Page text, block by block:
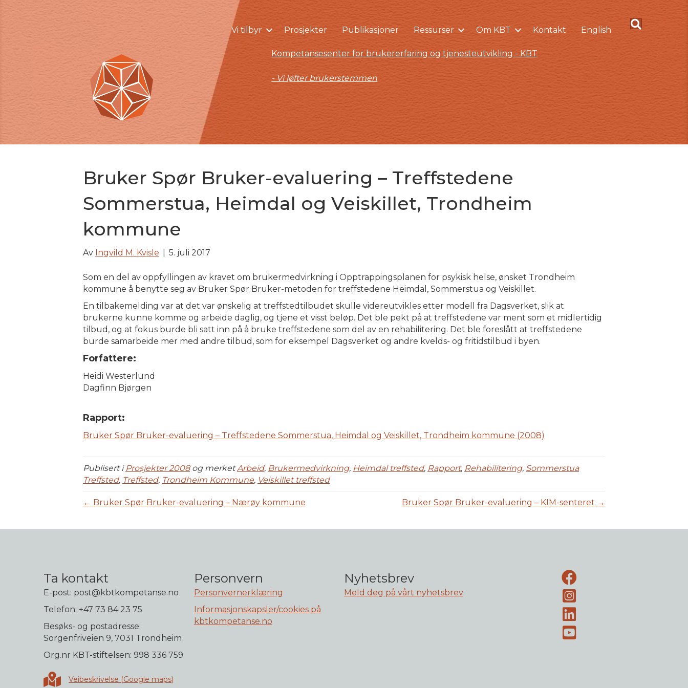
Vi tilbyr Prosjekter Publikasjoner Ressurser Om KBT Kontakt English
Kompetansesenter for brukererfaring og tjenesteutvikling - KBT
- Vi løfter brukerstemmen
Bruker Spør Bruker-evaluering – Treffstedene
Sommerstua, Heimdal og Veiskillet, Trondheim
kommune
Av Ingvild M. Kvisle 5. juli 2017
Som en del av oppfyllingen av kravet om brukermedvirkning i Opptrappingsplanen for psykisk helse, ønsket Trondheim
kommune å benytte seg av Bruker Spør Bruker-metoden for treffstedene Heimdal, Sommerstua og Veiskillet.
En tilbakemelding var at det var ønskelig at treffstedtilbudet skulle videreutvikles etter modell fra Dagsverket, slik at
brukerne kunne komme og arbeide daglig, og tjene et visst beløp. Det ble pekt på at treffstedene var ment som et midlertidig
tilbud, og at fokus burde bli satt inn på å bruke treffstedene som del av en rehabilitering. Det ble foreslått at treffstedene
burde samarbeide mer med andre tilbud, som for eksempel Dagsverket og andre kvelds- og fritidstilbud i byen.
Forfattere:
Heidi Westerlund
Dagfinn Bjørgen
Rapport:
Bruker Spør Bruker-evaluering – Treffstedene Sommerstua, Heimdal og Veiskillet, Trondheim kommune (2008)
Publisert i Prosjekter 2008og merketArbeid, Brukermedvirkning, Heimdal treffsted, Rapport, Rehabilitering, Sommerstua
Treffsted, Treffsted, Trondheim Kommune, Veiskillet treffsted
← Bruker Spør Bruker-evaluering – Nærøy kommune Bruker Spør Bruker-evaluering – KIM-senteret →
Ta kontakt
E-post: post@kbtkompetanse.no
Telefon: +47 73 84 23 75
Besøks- og postadresse:
Sorgenfriveien 9, 7031 Trondheim
Org.nr KBT-stiftelsen: 998 336 759
Veibeskrivelse i Google maps
Veibeskrivelse (Google maps)
Personvern
Personvernerklæring
Informasjonskapsler/cookies på
kbtkompetanse.no
Nyhetsbrev
Meld deg på vårt nyhetsbrev
Facebook-side
Instagram
LinkedIn
Youtube